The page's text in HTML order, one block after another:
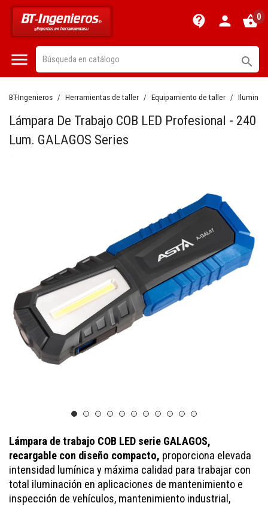
contact_support person shopping_basket0
 
BT-Ingenieros Herramientas de taller Equipamiento de taller
Lámpara De Trabajo COB LED Profesional - 240
Lum. GALAGOS Series
Lámpara de trabajo COB LED serie GALAGOS,
recargable con diseño compacto, proporciona elevada
intensidad lumínica y máxima calidad para trabajar con
total iluminación en aplicaciones de mantenimiento e
inspección de vehículos, mantenimiento industrial,